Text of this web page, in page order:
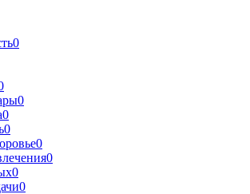
0
0
0
0
0
0
0
0